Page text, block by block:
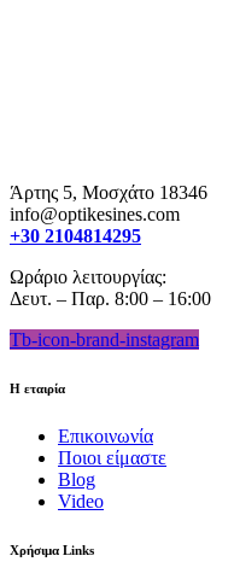
Άρτης 5, Μοσχάτο 18346
info@optikesines.com
+30 2104814295
Ωράριο λειτουργίας:
Δευτ. – Παρ. 8:00 – 16:00
Tb-icon-brand-instagram
Η εταιρία
Επικοινωνία
Ποιοι είμαστε
Blog
Video
Χρήσιμα Links